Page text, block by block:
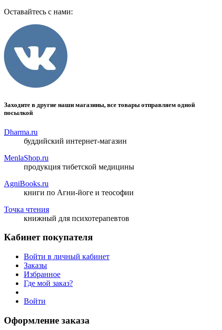
Оставайтесь с нами:
Заходите в другие наши магазины, все товары отправляем одной
посылкой
Dharma.ru
буддийский интернет-магазин
MenlaShop.ru
продукция тибетской медицины
AgniBooks.ru
книги по Агни-йоге и теософии
Точка чтения
книжный для психотерапевтов
Кабинет покупателя
Войти в личный кабинет
Заказы
Избранное
Где мой заказ?
Войти
Оформление заказа